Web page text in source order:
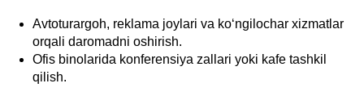
Avtoturargoh, reklama joylari va ko‘ngilochar xizmatlar
orqali daromadni oshirish.
Ofis binolarida konferensiya zallari yoki kafe tashkil
qilish.